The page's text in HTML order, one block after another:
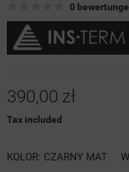
0
390,00 zł
Tax included
KOLOR: CZARNY MAT